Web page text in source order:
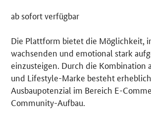
ab sofort verfügbar
Die Plattform bietet die Möglichkeit,
wachsenden und emotional stark
einzusteigen. Durch die Kombination
und Lifestyle-Marke besteht
Ausbaupotenzial im Bereich E-
Community-Aufbau.